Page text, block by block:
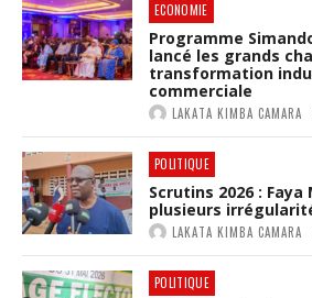
ECONOMIE
Programme
lancé les grands
transformation
commerciale
LAKATA KIMBA CAMARA
POLITIQUE
Scrutins 2026 :
plusieurs
LAKATA KIMBA CAMARA
POLITIQUE